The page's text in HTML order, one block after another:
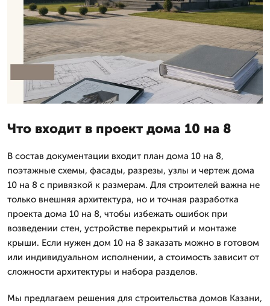
Что входит в проект дома 10 на 8
В состав документации входит план дома 10 на 8,
поэтажные схемы, фасады, разрезы, узлы и чертеж дома
10 на 8 с привязкой к размерам. Для строителей важна не
только внешняя архитектура, но и точная разработка
проекта дома 10 на 8, чтобы избежать ошибок при
возведении стен, устройстве перекрытий и монтаже
крыши. Если нужен дом 10 на 8 заказать можно в готовом
или индивидуальном исполнении, а стоимость зависит от
сложности архитектуры и набора разделов.
Мы предлагаем решения для строительства домов Казани,